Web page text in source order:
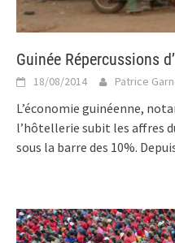
Guinée Répercussions
18/08/2014 Patrice
L’économie guinéenne,
l’hôtellerie subit les affres
sous la barre des 10%.